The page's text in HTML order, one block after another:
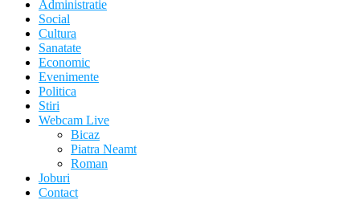
Administratie
Social
Cultura
Sanatate
Economic
Evenimente
Politica
Stiri
Webcam Live
Bicaz
Piatra Neamt
Roman
Joburi
Contact